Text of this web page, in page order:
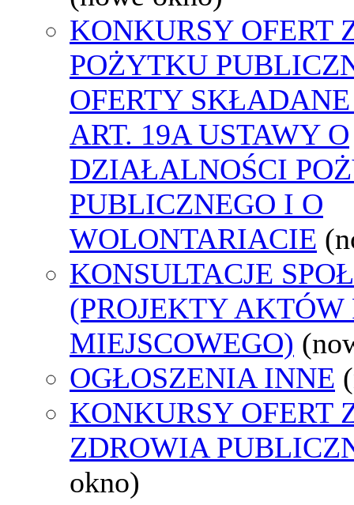
KONKURSY OFERT
POŻYTKU
OFERTY
ART. 19A USTAWY O
DZIAŁALNOŚCI
PUBLICZNEGO I O
WOLONTARIACIE
KONSULTACJE
(PROJEKTY AKTÓW
MIEJSCOWEGO)
OGŁOSZENIA INNE
KONKURSY OFERT
ZDROWIA
okno)